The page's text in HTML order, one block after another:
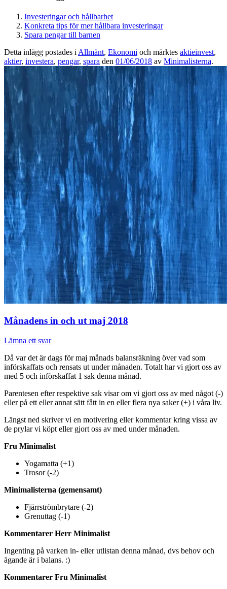
Investeringar och hållbarhet
Konkreta tips för mer hållbara investeringar
Spara pengar till barnen
Detta inlägg postades i Allmänt, Ekonomi och märktes aktieinvest,
aktier, investera, pengar, spara den 01/06/2018 av Minimalisterna.
Månadens in och ut maj 2018
Lämna ett svar
Då var det är dags för maj månads balansräkning över vad som
införskaffats och rensats ut under månaden. Totalt har vi gjort oss av
med 5 och införskaffat 1 sak denna månad.
Parentesen efter respektive sak visar om vi gjort oss av med något (-)
eller på ett eller annat sätt fått in en eller flera nya saker (+) i våra liv.
Längst ned skriver vi en motivering eller kommentar kring vissa av
de prylar vi köpt eller gjort oss av med under månaden.
Fru Minimalist
Yogamatta (+1)
Trosor (-2)
Minimalisterna (gemensamt)
Fjärrströmbrytare (-2)
Grenuttag (-1)
Kommentarer Herr Minimalist
Ingenting på varken in- eller utlistan denna månad, dvs behov och
ägande är i balans. :)
Kommentarer Fru Minimalist